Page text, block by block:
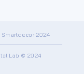
Lab © 2024
2024